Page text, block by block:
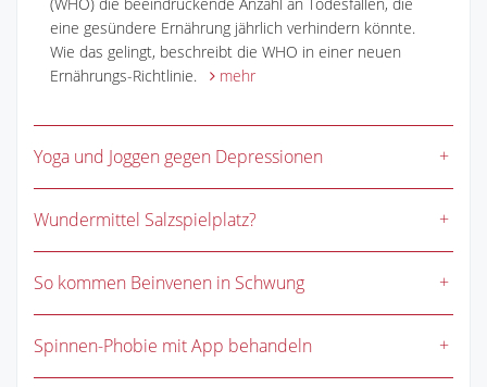
eine gesündere Ernährung jährlich verhindern könnte.
Wie das gelingt, beschreibt die WHO in einer neuen
Ernährungs-Richtlinie.
mehr
Yoga und Joggen gegen Depressionen
Wundermittel Salzspielplatz?
So kommen Beinvenen in Schwung
Spinnen-Phobie mit App behandeln